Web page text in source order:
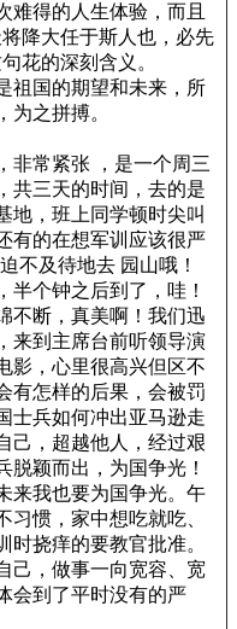
难得的人生体验，而且
降大任于斯人也，必先
花的深刻含义。
祖国的期望和未来，所
为之拼搏。
非常紧张 ，是一个周三
共三天的时间，去的是
地，班上同学顿时尖叫
有的在想军训应该很严
不及待地去 园山哦！
个钟之后到了，哇！
不断，真美啊！我们迅
来到主席台前听领导演
影，心里很高兴但区不
有怎样的后果，会被罚
士兵如何冲出亚马逊走
己，超越他人，经过艰
脱颖而出，为国争光！
来我也要为国争光。午
习惯，家中想吃就吃、
时挠痒的要教官批准。
己，做事一向宽容、宽
会到了平时没有的严